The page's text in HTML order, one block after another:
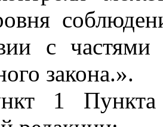
с
закона.».
1